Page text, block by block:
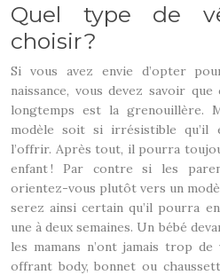
Quel type de
choisir ?
Si vous avez envie d’opter
naissance, vous devez savoir
longtemps est la grenouillère.
modèle soit si irrésistible
l’offrir. Après tout, il pourra
enfant ! Par contre si les
orientez-vous plutôt vers un
serez ainsi certain qu’il pourra
une à deux semaines. Un bébé
les mamans n’ont jamais trop
offrant body, bonnet ou